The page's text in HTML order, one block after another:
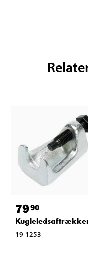
7990
19-1253